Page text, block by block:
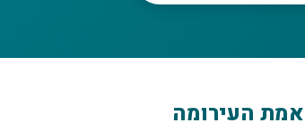
העירומה